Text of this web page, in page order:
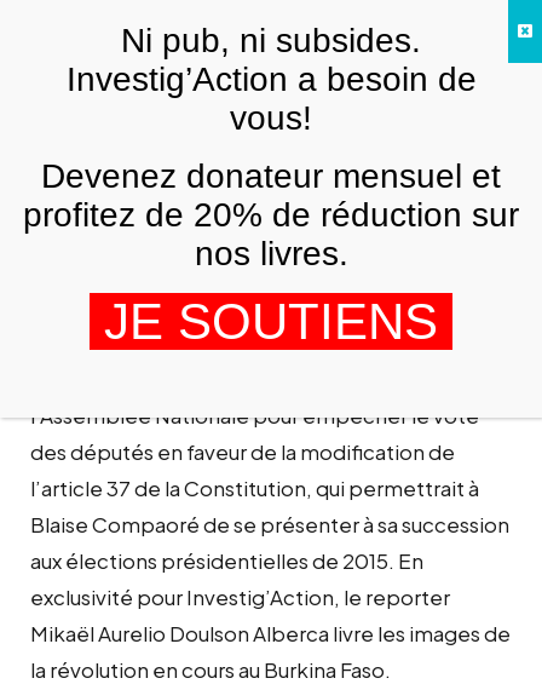
Révolution burkinabé : la
détermination ne faiblit pas
FR. IBRAHIM NAIROUZ 4 NOVEMBRE 2014
Malgré les tirs de l’armée à balles réelles, la
détermination des manifestants reste intacte, et
l’Assemblée Nationale pour empêcher le vote
des députés en faveur de la modification de
l’article 37 de la Constitution, qui permettrait à
Blaise Compaoré de se présenter à sa succession
aux élections présidentielles de 2015. En
exclusivité pour Investig’Action, le reporter
Mikaël Aurelio Doulson Alberca livre les images de
la révolution en cours au Burkina Faso.
FRNi pub, ni subsides.
Investig’Action a besoin de
vous!
Devenez donateur mensuel et
profitez de 20% de réduction sur
nos livres.
JE SOUTIENS